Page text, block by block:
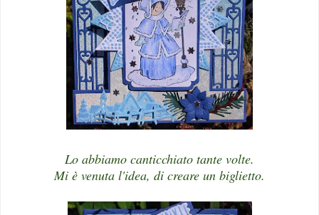
Lo abbiamo canticchiato tante volte.
Mi è venuta l'idea, di creare un biglietto.